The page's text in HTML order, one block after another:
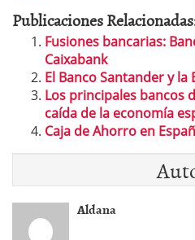
Publicaciones
Fusiones bancarias:
Caixabank
El Banco Santander y
Los principales bancos
caída de la economía
Caja de Ahorro en
Aldana